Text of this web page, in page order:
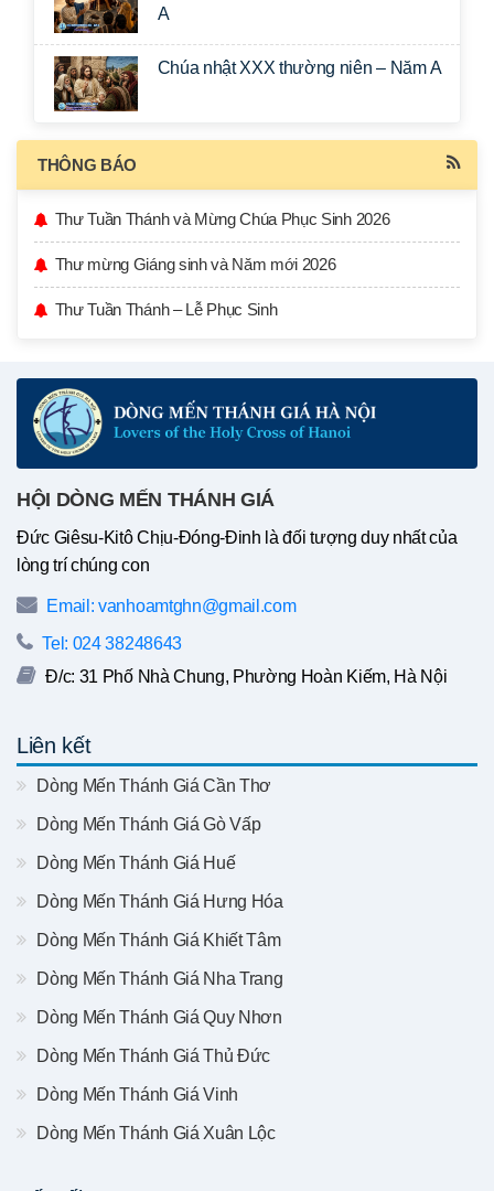
A
Chúa nhật XXX thường niên – Năm A
THÔNG BÁO
Thư Tuần Thánh và Mừng Chúa Phục Sinh 2026
Thư mừng Giáng sinh và Năm mới 2026
Thư Tuần Thánh – Lễ Phục Sinh
HỘI DÒNG MẾN THÁNH GIÁ
Đức Giêsu-Kitô Chịu-Đóng-Đinh là đối tượng duy nhất của
lòng trí chúng con
Email: vanhoamtghn@gmail.com
Tel: 024 38248643
Đ/c: 31 Phố Nhà Chung, Phường Hoàn Kiếm, Hà Nội
Liên kết
Dòng Mến Thánh Giá Cần Thơ
Dòng Mến Thánh Giá Gò Vấp
Dòng Mến Thánh Giá Huế
Dòng Mến Thánh Giá Hưng Hóa
Dòng Mến Thánh Giá Khiết Tâm
Dòng Mến Thánh Giá Nha Trang
Dòng Mến Thánh Giá Quy Nhơn
Dòng Mến Thánh Giá Thủ Đức
Dòng Mến Thánh Giá Vinh
Dòng Mến Thánh Giá Xuân Lộc